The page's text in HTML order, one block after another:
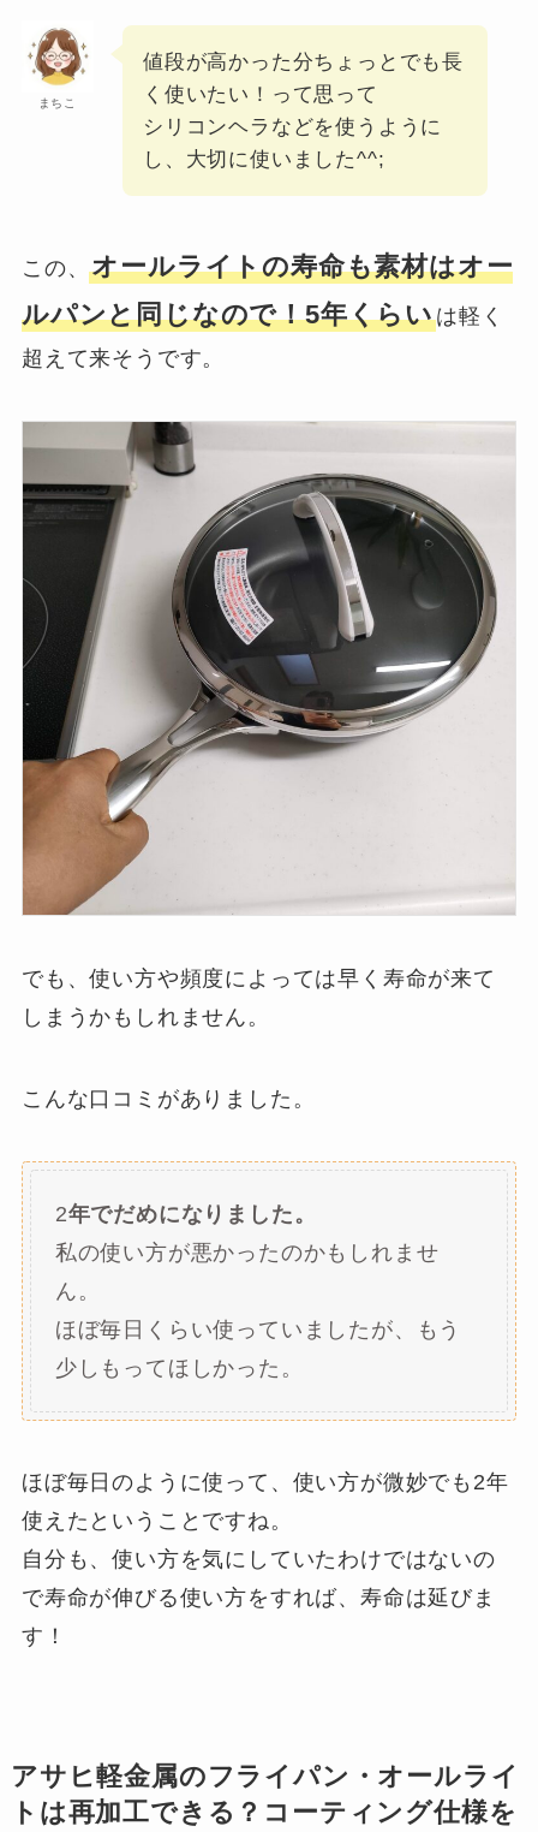
まちこ
値段が高かった分ちょっとでも長
く使いたい！って思って
シリコンヘラなどを使うように
し、大切に使いました^^;
この、オールライトの寿命も素材はオー
ルパンと同じなので！5年くらいは軽く
超えて来そうです。
でも、使い方や頻度によっては早く寿命が来て
しまうかもしれません。
こんな口コミがありました。
2年でだめになりました。
私の使い方が悪かったのかもしれませ
ん。
ほぼ毎日くらい使っていましたが、もう
少しもってほしかった。
ほぼ毎日のように使って、使い方が微妙でも2年
使えたということですね。
自分も、使い方を気にしていたわけではないの
で寿命が伸びる使い方をすれば、寿命は延びま
す！
アサヒ軽金属のフライパン・オールライ
トは再加工できる？コーティング仕様を